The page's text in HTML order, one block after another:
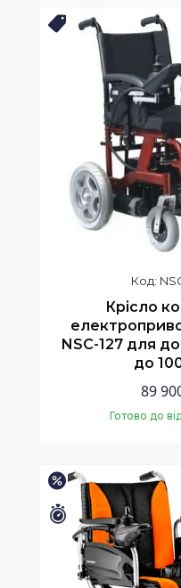
НАЙКРАЩА ЦІНА
Крісло
NSC-127 для
до
89
Готово до
–6%
Залишилось 13 днів